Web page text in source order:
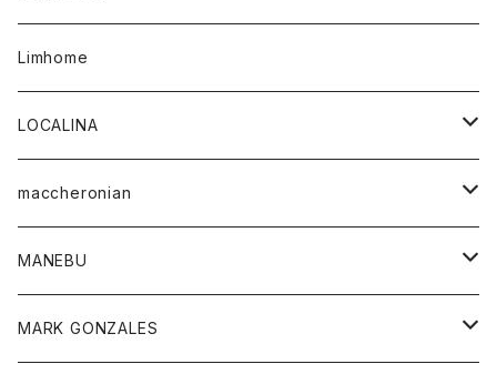
バンダナ
タンクトップ
Tシャツ
セーター
チュニック
シャツ
ワンピース
スカート
パンツ
レディース
アウター
カットソー
トップス
シャツ
カーディガン
Limhome
LOCALINA
ロングスリーブテーシャツ
maccheronian
靴
MANEBU
靴
MARK GONZALES